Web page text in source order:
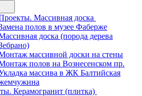
Массивная доска
полов в музее Фаберже
доска (порода дерева
массивной доски на стены
полов на Вознесенском пр.
массива в ЖК Балтийская
Керамогранит (плитка)